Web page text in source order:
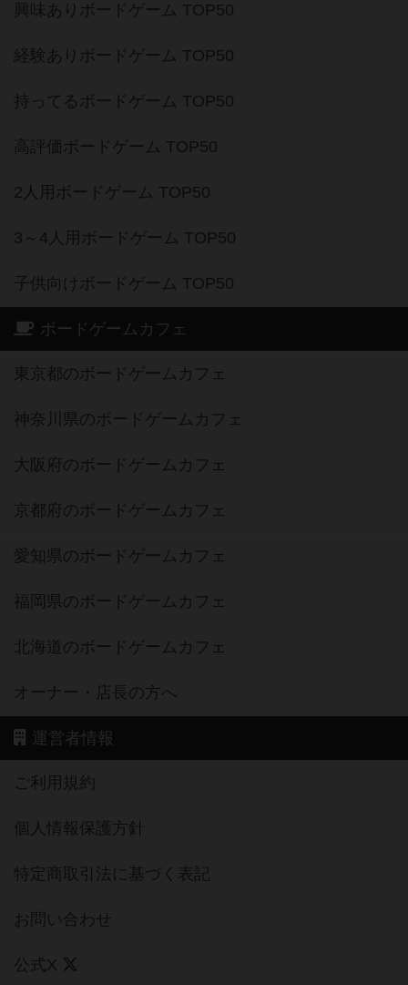
興味ありボードゲーム TOP50
経験ありボードゲーム TOP50
持ってるボードゲーム TOP50
高評価ボードゲーム TOP50
2人用ボードゲーム TOP50
3～4人用ボードゲーム TOP50
子供向けボードゲーム TOP50
ボードゲームカフェ
東京都のボードゲームカフェ
神奈川県のボードゲームカフェ
大阪府のボードゲームカフェ
京都府のボードゲームカフェ
愛知県のボードゲームカフェ
福岡県のボードゲームカフェ
北海道のボードゲームカフェ
オーナー・店長の方へ
運営者情報
ご利用規約
個人情報保護方針
特定商取引法に基づく表記
お問い合わせ
公式X